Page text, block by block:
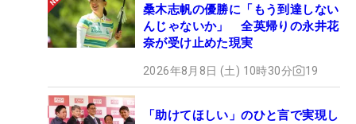
桑木志帆の優勝に「もう到達しない
んじゃないか」 全英帰りの永井花
奈が受け止めた現実
2026年8月8日 (土) 10時30分 19
「助けてほしい」のひと言で実現し